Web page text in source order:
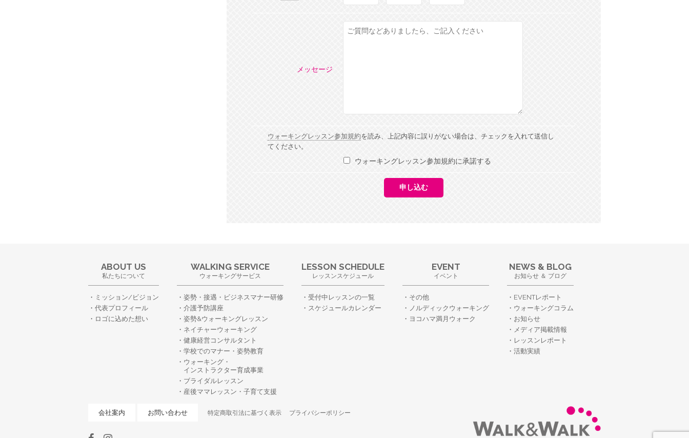
メッセージ
ウォーキングレッスン参加規約を読み、上記内容に誤りがない場合は、チェックを入れて送信し
てください。
ウォーキングレッスン参加規約に承諾する
ABOUT US
私たちについて
ミッション/ビジョン
代表プロフィール
ロゴに込めた想い
WALKING SERVICE
ウォーキングサービス
姿勢・接遇・ビジネスマナー研修
介護予防講座
姿勢&ウォーキングレッスン
ネイチャーウォーキング
健康経営コンサルタント
学校でのマナー・姿勢教育
ウォーキング・
インストラクター育成事業
ブライダルレッスン
産後ママレッスン・子育て支援
LESSON SCHEDULE
レッスンスケジュール
受付中レッスンの一覧
スケジュールカレンダー
EVENT
イベント
その他
ノルディックウォーキング
ヨコハマ満月ウォーク
NEWS & BLOG
お知らせ ＆ ブログ
EVENTレポート
ウォーキングコラム
お知らせ
メディア掲載情報
レッスンレポート
活動実績
会社案内 お問い合わせ 特定商取引法に基づく表示 プライバシーポリシー